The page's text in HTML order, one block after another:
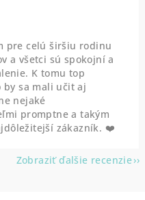
je 5 z 5 hviezdičiek.
pre celú širšiu rodinu
a všetci sú spokojní a
K tomu top
by sa mali učit aj
nejaké
promptne a takým
zákazník. ❤️
Zobraziť ďalšie recenzie